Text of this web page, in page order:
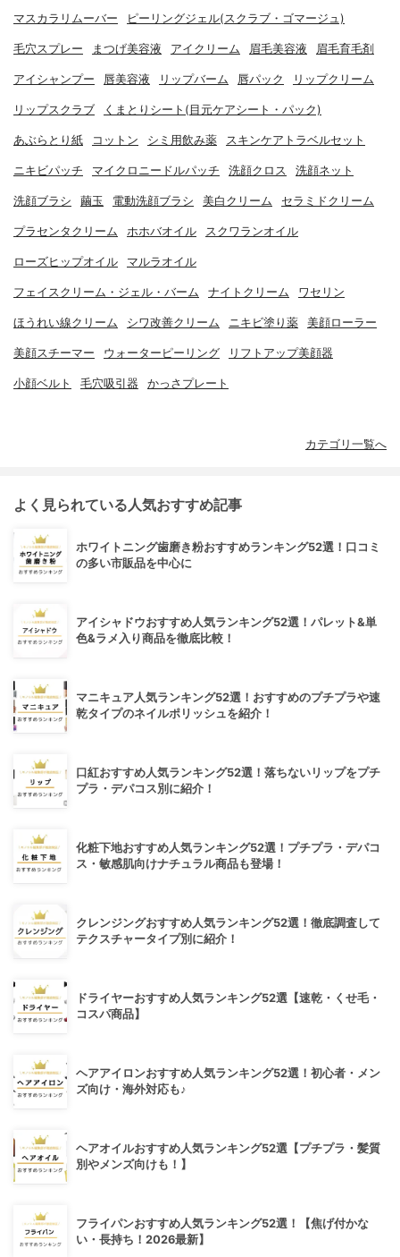
マスカラリムーバー ピーリングジェル(スクラブ・ゴマージュ)
毛穴スプレー まつげ美容液 アイクリーム 眉毛美容液 眉毛育毛剤
アイシャンプー 唇美容液 リップバーム 唇パック リップクリーム
リップスクラブ くまとりシート(目元ケアシート・パック)
あぶらとり紙 コットン シミ用飲み薬 スキンケアトラベルセット
ニキビパッチ マイクロニードルパッチ 洗顔クロス 洗顔ネット
洗顔ブラシ 繭玉 電動洗顔ブラシ 美白クリーム セラミドクリーム
プラセンタクリーム ホホバオイル スクワランオイル
ローズヒップオイル マルラオイル
フェイスクリーム・ジェル・バーム ナイトクリーム ワセリン
ほうれい線クリーム シワ改善クリーム ニキビ塗り薬 美顔ローラー
美顔スチーマー ウォーターピーリング リフトアップ美顔器
小顔ベルト 毛穴吸引器 かっさプレート
カテゴリ一覧へ
よく見られている人気おすすめ記事
ホワイトニング歯磨き粉おすすめランキング52選！口コミ
の多い市販品を中心に
アイシャドウおすすめ人気ランキング52選！パレット&単
色&ラメ入り商品を徹底比較！
マニキュア人気ランキング52選！おすすめのプチプラや速
乾タイプのネイルポリッシュを紹介！
口紅おすすめ人気ランキング52選！落ちないリップをプチ
プラ・デパコス別に紹介！
化粧下地おすすめ人気ランキング52選！プチプラ・デパコ
ス・敏感肌向けナチュラル商品も登場！
クレンジングおすすめ人気ランキング52選！徹底調査して
テクスチャータイプ別に紹介！
ドライヤーおすすめ人気ランキング52選【速乾・くせ毛・
コスパ商品】
ヘアアイロンおすすめ人気ランキング52選！初心者・メン
ズ向け・海外対応も♪
ヘアオイルおすすめ人気ランキング52選【プチプラ・髪質
別やメンズ向けも！】
フライパンおすすめ人気ランキング52選！【焦げ付かな
い・長持ち！2026最新】